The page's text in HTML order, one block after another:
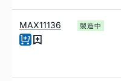
MAX11136 製造中